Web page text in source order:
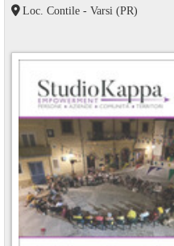
Loc. Contile - Varsi (PR)